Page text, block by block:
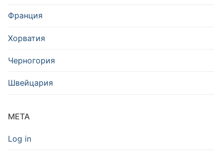
Франция
Хорватия
Черногория
Швейцария
META
Log in